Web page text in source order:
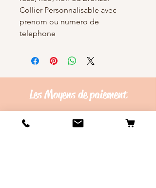
Collier Personnalisable avec
prenom ou numero de
telephone
Les Moyens depaiement